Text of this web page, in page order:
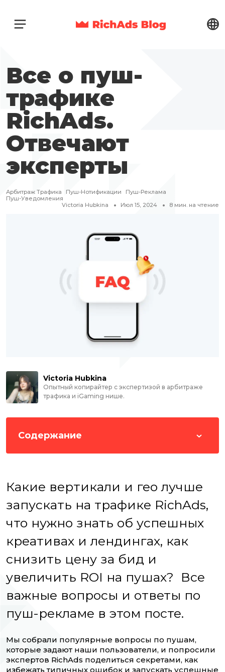
Все о пуш-
трафике
RichAds.
Отвечают
эксперты
Арбитраж Трафика Пуш-Нотификации
Пуш-Реклама
Пуш-Уведомления
Victoria Hubkina
Июл 15, 2024 8 мин. на чтение
Victoria Hubkina
Опытный копирайтер с экспертизой в арбитраже
трафика и iGaming нише.
Содержание
Какие вертикали и гео лучше
запускать на трафике RiсhAds,
что нужно знать об успешных
креативах и лендингах, как
снизить цену за бид и
увеличить ROI на пушах? Все
важные вопросы и ответы по
пуш-рекламе в этом посте.
Мы собрали популярные вопросы по пушам,
которые задают наши пользователи, и попросили
экспертов RichAds поделиться секретами, как
избежать типичных ошибок и запускать успешные